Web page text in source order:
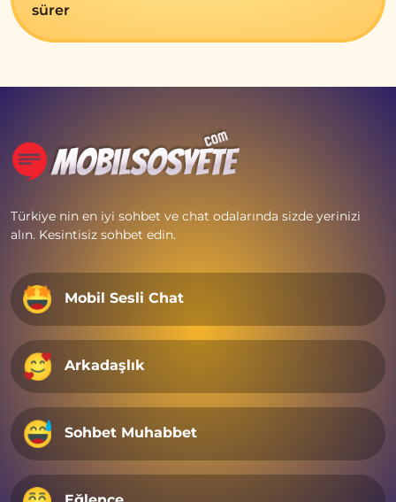
sürеr
Türkiye nin en iyi sohbet ve chat odalarında sizde yerinizi
alın. Kesintisiz sohbet edin.
Mobil Sesli Chat
Arkadaşlık
Sohbet Muhabbet